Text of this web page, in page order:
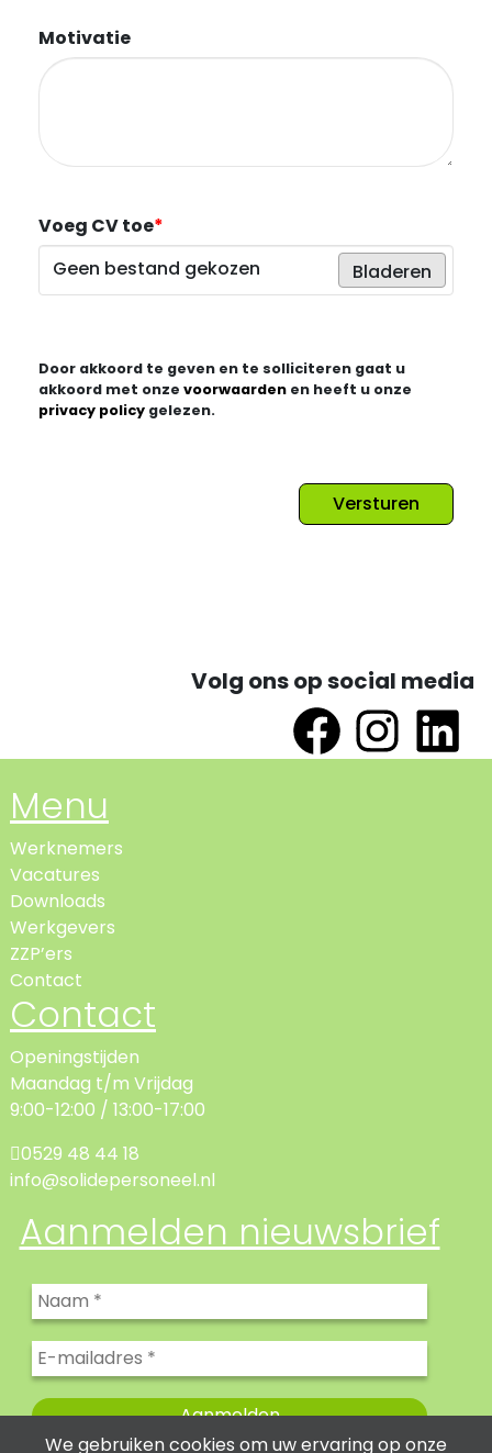
Motivatie
Voeg CV toe*
Geen bestand gekozen
Bladeren
Door akkoord te geven en te solliciteren gaat u
akkoord met onze voorwaarden en heeft u onze
privacy policy gelezen.
Versturen
Volg ons op social media
Contact
Openingstijden
Maandag t/m Vrijdag
9:00-12:00 / 13:00-17:00
0529 48 44 18
info@solidepersoneel.nl
Menu
Werknemers
Vacatures
Downloads
Werkgevers
ZZP’ers
Contact
Aanmelden nieuwsbrief
We gebruiken cookies om uw ervaring op onze